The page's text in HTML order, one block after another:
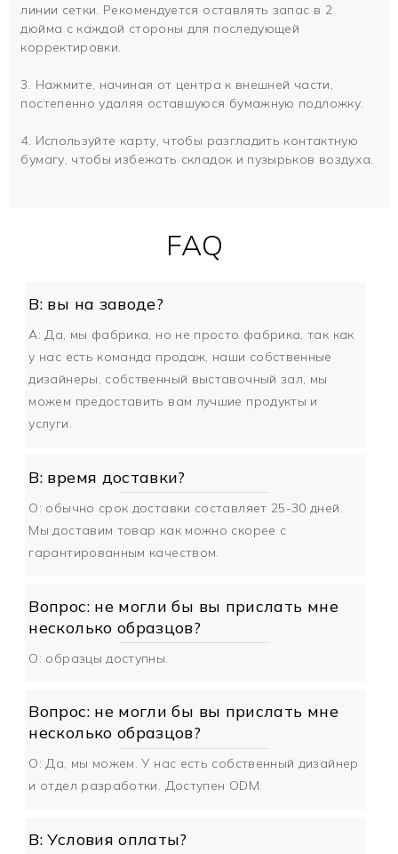
линии сетки. Рекомендуется оставлять запас в 2
дюйма с каждой стороны для последующей
корректировки.
3. Нажмите, начиная от центра к внешней части,
постепенно удаляя оставшуюся бумажную подложку.
4. Используйте карту, чтобы разгладить контактную
бумагу, чтобы избежать складок и пузырьков воздуха.
FAQ
В: вы на заводе?
A: Да, мы фабрика, но не просто фабрика, так как
у нас есть команда продаж, наши собственные
дизайнеры, собственный выставочный зал, мы
можем предоставить вам лучшие продукты и
услуги.
В: время доставки?
О: обычно срок доставки составляет 25-30 дней.
Мы доставим товар как можно скорее с
гарантированным качеством.
Вопрос: не могли бы вы прислать мне
несколько образцов?
О: образцы доступны.
Вопрос: не могли бы вы прислать мне
несколько образцов?
О: Да, мы можем. У нас есть собственный дизайнер
и отдел разработки. Доступен ODM.
В: Условия оплаты?